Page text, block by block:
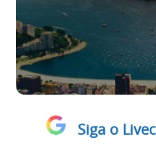
Siga o